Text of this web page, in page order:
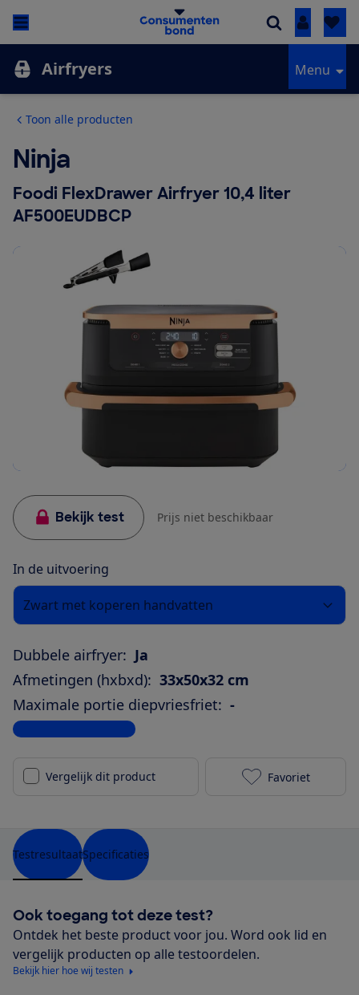
Inloggen
Airfryers Menu
Toon alle producten
Ninja
Foodi FlexDrawer Airfryer 10,4 liter
AF500EUDBCP
Bekijk test Prijs niet beschikbaar
In de uitvoering
Zwart met koperen handvatten
Dubbele airfryer: Ja
Afmetingen (hxbxd): 33x50x32 cm
Maximale portie diepvriesfriet: -
Bekijk alle specificaties
Vergelijk dit product Ninja Foodi
Favoriet
TestresultaatSpecificaties
Ook toegang tot deze test?
Ontdek het beste product voor jou. Word ook lid en
vergelijk producten op alle testoordelen.
Bekijk hier hoe wij testen